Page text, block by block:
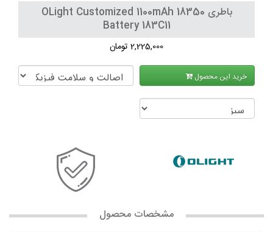
باطری OLight Customized 1100mAh 18350
Battery 183C11
2,225,000 تومان
خرید این محصول
مشخصات محصول